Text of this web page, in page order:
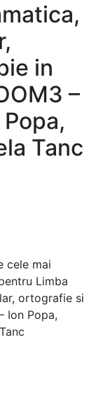
in
–
Tanc
cele mai
Limba
ortografie si
Ion Popa,